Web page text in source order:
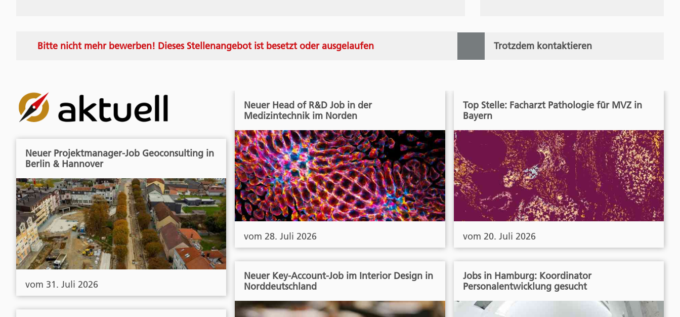
Bitte nicht mehr bewerben! Dieses Stellenangebot ist besetzt oder ausgelaufen Trotzdem kontaktieren
Neuer Projektmanager-Job Geoconsulting in
Berlin & Hannover
vom 31. Juli 2026
Neuer Head of R&D Job in der
Medizintechnik im Norden
vom 28. Juli 2026
Neuer Key-Account-Job im Interior Design in
Norddeutschland
Top Stelle: Facharzt Pathologie für MVZ in
Bayern
vom 20. Juli 2026
Jobs in Hamburg: Koordinator
Personalentwicklung gesucht